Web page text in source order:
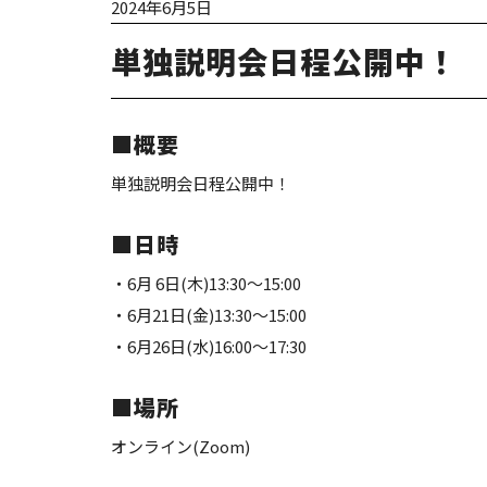
2024年6月5日
単独説明会日程公開中！
■概要
単独説明会日程公開中！
■日時
・6月 6日(木)13:30～15:00
・6月21日(金)13:30～15:00
・6月26日(水)16:00～17:30
■場所
オンライン(Zoom)